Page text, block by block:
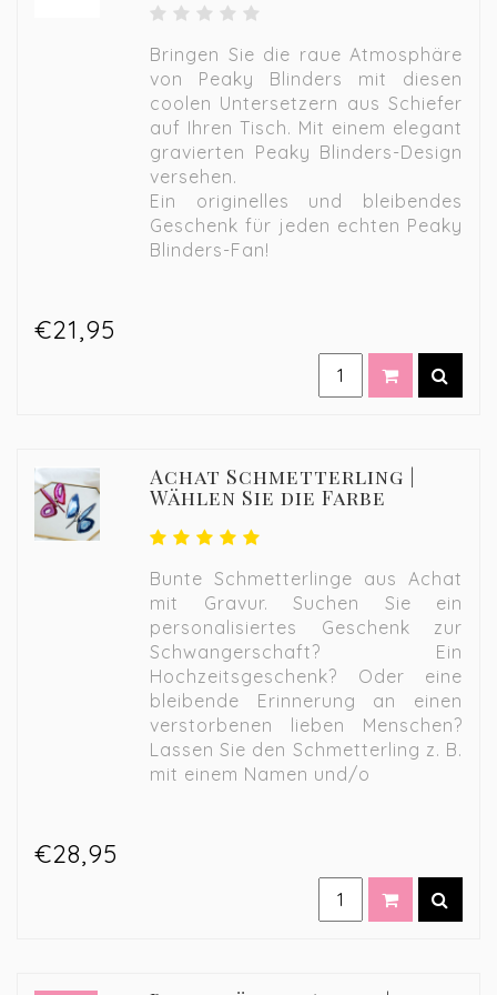
Bringen Sie die raue Atmosphäre
von Peaky Blinders mit diesen
coolen Untersetzern aus Schiefer
auf Ihren Tisch. Mit einem elegant
gravierten Peaky Blinders-Design
versehen.
Ein originelles und bleibendes
Geschenk für jeden echten Peaky
Blinders-Fan!
€21,95
Achat Schmetterling |
Wählen Sie die Farbe
Bunte Schmetterlinge aus Achat
mit Gravur. Suchen Sie ein
personalisiertes Geschenk zur
Schwangerschaft? Ein
Hochzeitsgeschenk? Oder eine
bleibende Erinnerung an einen
verstorbenen lieben Menschen?
Lassen Sie den Schmetterling z. B.
mit einem Namen und/o
€28,95